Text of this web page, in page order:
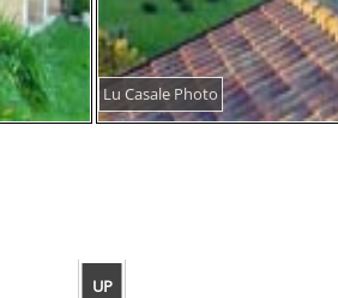
UP
Lu Casale Photo